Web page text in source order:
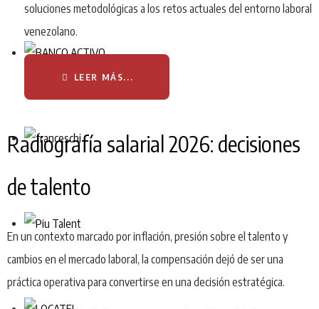
soluciones metodológicas a los retos actuales del entorno laboral
venezolano.
LEER MÁS...
Radiografía salarial 2026: decisiones
de talento
En un contexto marcado por inflación, presión sobre el talento y
cambios en el mercado laboral, la compensación dejó de ser una
práctica operativa para convertirse en una decisión estratégica.